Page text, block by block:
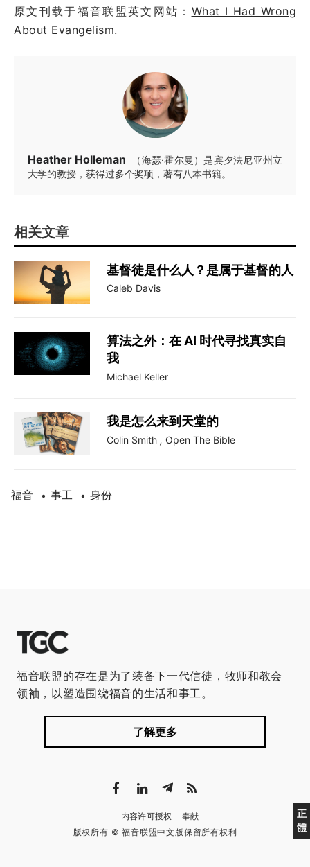
原文刊载于福音联盟英文网站： What I Had Wrong
About Evangelism.
Heather Holleman
（海瑟·霍尔曼）是宾夕法尼亚州立
大学的教授，获得过多个奖项，著有八本书籍。
相关文章
基督徒是什么人？是属于基督的人
Caleb Davis
算法之外：在 AI 时代寻找真实自
我
Michael Keller
我是怎么来到天堂的
Colin Smith , Open The Bible
福音 • 事工 • 身份
正
體
福音联盟的存在是为了装备下一代信徒，牧师和教会
领袖，以塑造围绕福音的生活和事工。
了解更多
内容许可授权
奉献
版权所有 © 福音联盟中文版保留所有权利